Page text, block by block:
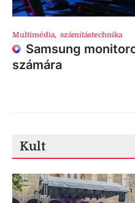
Multimédia, számítástechnika
Samsung
számára
Kult